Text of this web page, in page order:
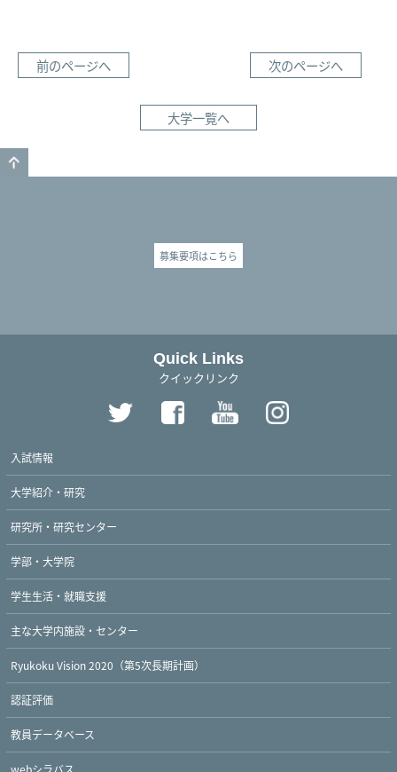
前のページへ 次のページへ
大学一覧へ
募集要項はこちら
Quick Links
クイックリンク
Twitter FacebookYouTube
入試情報
大学紹介・研究
研究所・研究センター
学部・大学院
学生生活・就職支援
主な大学内施設・センター
Ryukoku Vision 2020（第5次長期計画）
認証評価
教員データベース
webシラバス